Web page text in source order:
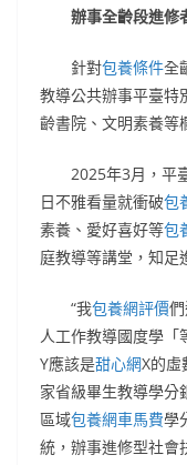
辦事全齡段進修
針對包養條件全
教導公共辦事平臺特
齡書院、文明素養等
2025年3月，平
日不雅看量就衝破包
素養、愛好喜好等包
庭教導等講堂，知足
“我包養網評價
人工作教導國度學「
Y應該是甜心網X的虛
家省級畢生教導學分
區域包養網車馬費學
統，辦事進修型社會